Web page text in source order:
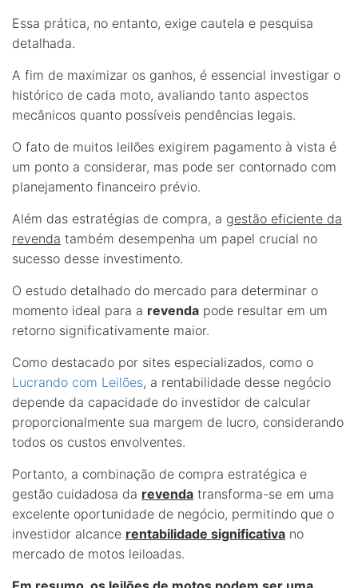
Essa prática, no entanto, exige cautela e pesquisa
detalhada.
A fim de maximizar os ganhos, é essencial investigar o
histórico de cada moto, avaliando tanto aspectos
mecânicos quanto possíveis pendências legais.
O fato de muitos leilões exigirem pagamento à vista é
um ponto a considerar, mas pode ser contornado com
planejamento financeiro prévio.
Além das estratégias de compra, a gestão eficiente da
revenda também desempenha um papel crucial no
sucesso desse investimento.
O estudo detalhado do mercado para determinar o
momento ideal para a revenda pode resultar em um
retorno significativamente maior.
Como destacado por sites especializados, como o
Lucrando com Leilões, a rentabilidade desse negócio
depende da capacidade do investidor de calcular
proporcionalmente sua margem de lucro, considerando
todos os custos envolventes.
Portanto, a combinação de compra estratégica e
gestão cuidadosa da revenda transforma-se em uma
excelente oportunidade de negócio, permitindo que o
investidor alcance rentabilidade significativa no
mercado de motos leiloadas.